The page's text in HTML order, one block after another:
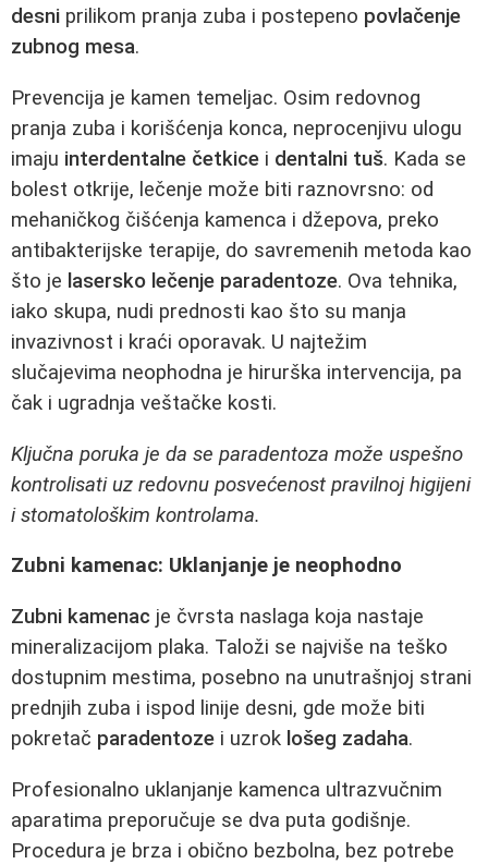
desni prilikom pranja zuba i postepeno povlačenje
zubnog mesa.
Prevencija je kamen temeljac. Osim redovnog
pranja zuba i korišćenja konca, neprocenjivu ulogu
imaju interdentalne četkice i dentalni tuš. Kada se
bolest otkrije, lečenje može biti raznovrsno: od
mehaničkog čišćenja kamenca i džepova, preko
antibakterijske terapije, do savremenih metoda kao
što je lasersko lečenje paradentoze. Ova tehnika,
iako skupa, nudi prednosti kao što su manja
invazivnost i kraći oporavak. U najtežim
slučajevima neophodna je hirurška intervencija, pa
čak i ugradnja veštačke kosti.
Ključna poruka je da se paradentoza može uspešno
kontrolisati uz redovnu posvećenost pravilnoj higijeni
i stomatološkim kontrolama.
Zubni kamenac: Uklanjanje je neophodno
Zubni kamenac je čvrsta naslaga koja nastaje
mineralizacijom plaka. Taloži se najviše na teško
dostupnim mestima, posebno na unutrašnjoj strani
prednjih zuba i ispod linije desni, gde može biti
pokretač paradentoze i uzrok lošeg zadaha.
Profesionalno uklanjanje kamenca ultrazvučnim
aparatima preporučuje se dva puta godišnje.
Procedura je brza i obično bezbolna, bez potrebe